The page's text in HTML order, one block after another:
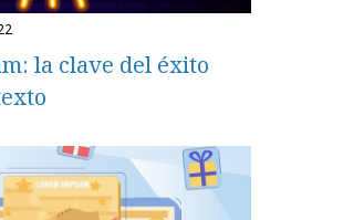
la clave del éxito